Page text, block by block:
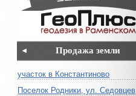
Продажа земли
участок в Константиново
Поселок Родники, ул. Седовцев